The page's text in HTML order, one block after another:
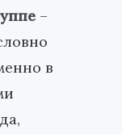
–
в